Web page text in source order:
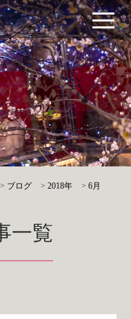
> ブログ >2018年 >6月
一覧